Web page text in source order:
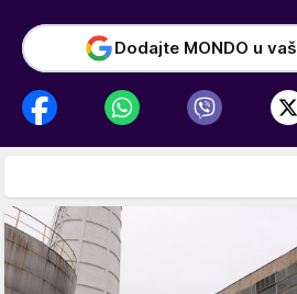
Dodajte MONDO u